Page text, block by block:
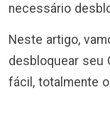
necessário
Neste artigo,
desbloquear seu
fácil, totalmente